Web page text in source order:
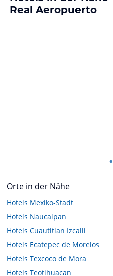
Real Aeropuerto
Orte in der Nähe
Hotels Mexiko-Stadt
Hotels Naucalpan
Hotels Cuautitlan Izcalli
Hotels Ecatepec de Morelos
Hotels Texcoco de Mora
Hotels Teotihuacan